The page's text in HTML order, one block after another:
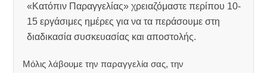
«Κατόπιν Παραγγελίας» χρειαζόμαστε περίπου 10-
15 εργάσιμες ημέρες για να τα περάσουμε στη
διαδικασία συσκευασίας και αποστολής.
Μόλις λάβουμε την παραγγελία σας, την